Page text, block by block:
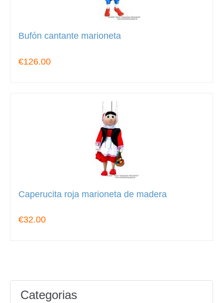
Bufón cantante marioneta
€126.00
Caperucita roja marioneta de madera
€32.00
Categorias